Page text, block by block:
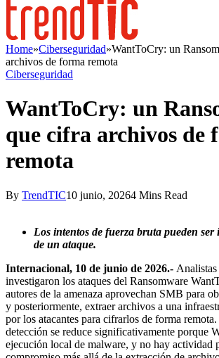
Home»Ciberseguridad»WantToCry: un
archivos de forma remota
Ciberseguridad
WantToCry: un
que cifra archivos de
remota
By TrendTIC10 junio, 20264 Mins Read
Los intentos de fuerza bruta pueden ser
de un ataque.
Internacional, 10 de junio de 2026.-
investigaron los ataques del Ransomware
autores de la amenaza aprovechan SMB para
y posteriormente, extraer archivos a una
por los atacantes para cifrarlos de forma
detección se reduce significativamente porque
ejecución local de malware, y no hay actividad